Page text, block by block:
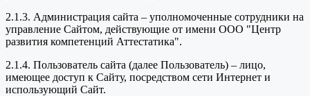
2.1.3. Администрация сайта – уполномоченные сотрудники на
управление Сайтом, действующие от имени ООО "Центр
развития компетенций Аттестатика".
2.1.4. Пользователь сайта (далее Пользователь) – лицо,
имеющее доступ к Сайту, посредством сети Интернет и
использующий Сайт.